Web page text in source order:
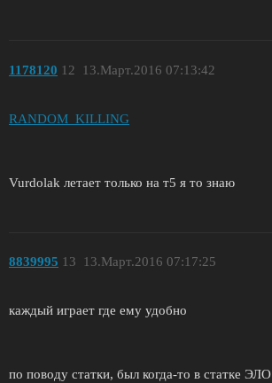
1178120 13.Март.2016 07:13:42
12
RANDOM_KILLING
Vurdolak летает только на т5 я то знаю
8839995 13.Март.2016 07:17:25
13
каждый играет где ему удобно
по поводу статки, был когда-то в статке